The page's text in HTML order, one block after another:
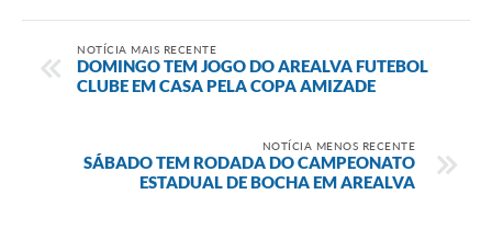
NOTÍCIA MAIS RECENTE
DOMINGO TEM JOGO DO AREALVA FUTEBOL
CLUBE EM CASA PELA COPA AMIZADE
NOTÍCIA MENOS RECENTE
SÁBADO TEM RODADA DO CAMPEONATO
ESTADUAL DE BOCHA EM AREALVA